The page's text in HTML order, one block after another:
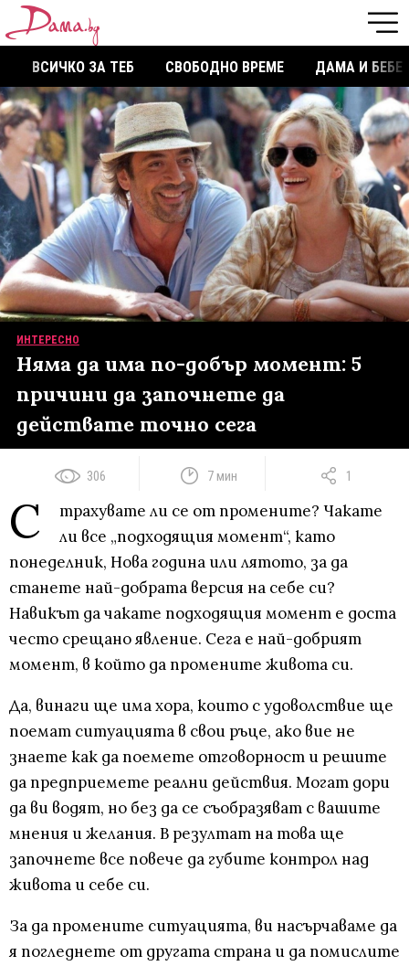
ВСИЧКО ЗА ТЕБ СВОБОДНО ВРЕМЕ ДАМА И БЕБЕ
ИНТЕРЕСНО
Няма да има по-добър момент: 5
причини да започнете да
действате точно сега
306 7 мин 1
С
трахувате ли се от промените? Чакате
ли все „подходящия момент“, като
понеделник, Нова година или лятото, за да
станете най-добрата версия на себе си?
Навикът да чакате подходящия момент е доста
често срещано явление. Сега е най-добрият
момент, в който да промените живота си.
Да, винаги ще има хора, които с удоволствие ще
поемат ситуацията в свои ръце, ако вие не
знаете как да поемете отговорност и решите
да предприемете реални действия. Могат дори
да ви водят, но без да се съобразяват с вашите
мнения и желания. В резултат на това ще
започнете все повече да губите контрол над
живота и себе си.
За да промените ситуацията, ви насърчаваме да
я погледнете от другата страна и да помислите